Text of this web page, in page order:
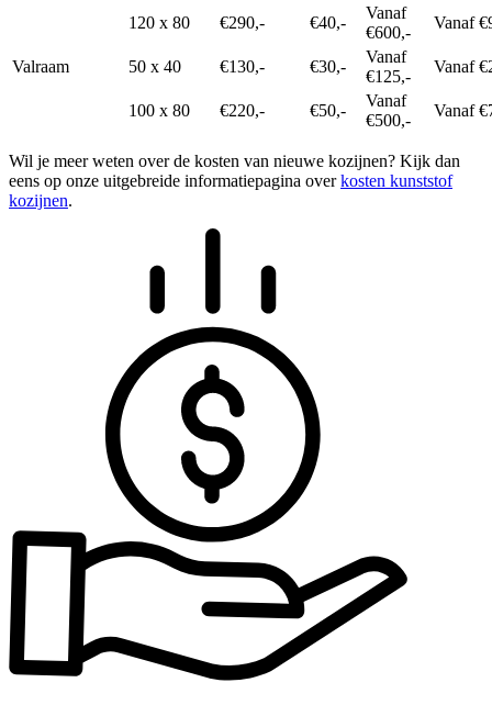
120 x 80 €290,- €40,-
Vanaf
€600,-
Vanaf
Valraam 50 x 40 €130,- €30,-
Vanaf
€125,-
Vanaf
100 x 80 €220,- €50,-
Vanaf
€500,-
Vanaf
Wil je meer weten over de kosten van nieuwe kozijnen? Kijk dan
eens op onze uitgebreide informatiepagina overkosten kunststof
kozijnen.